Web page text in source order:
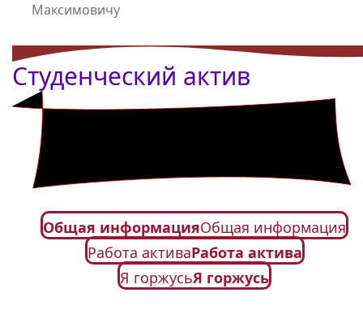
Максимовичу
Студенческий актив
Общая информацияОбщая информация
Работа активаРабота актива
Я горжусьЯ горжусь